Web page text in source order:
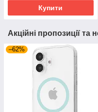
Купити
Акційні пропозиції та
–62%